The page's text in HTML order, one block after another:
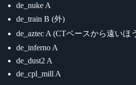
de_nuke A
de_train B (外)
de_aztec A (CTベースから遠いほ
de_inferno A
de_dust2 A
de_cpl_mill A